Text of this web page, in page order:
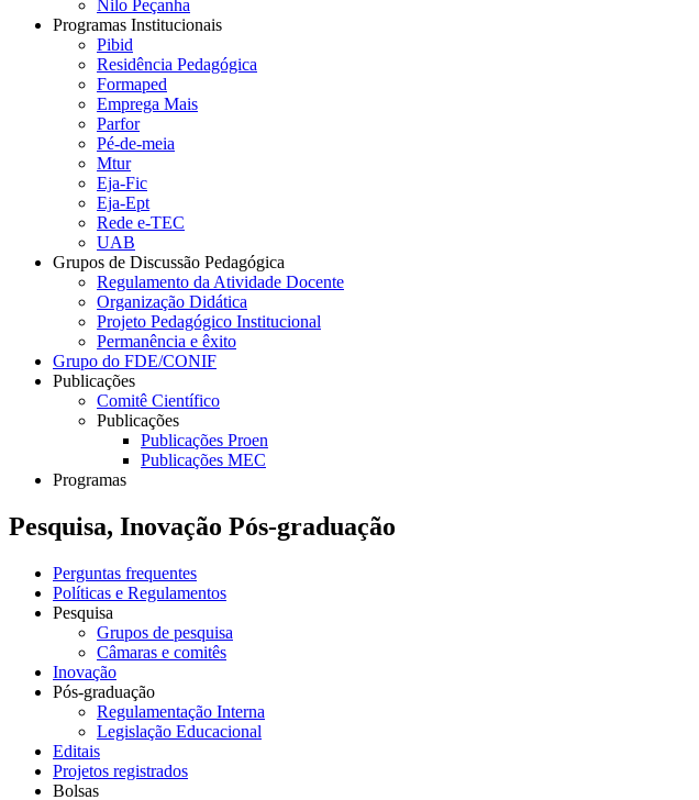
Nilo Peçanha
Programas Institucionais
Pibid
Residência Pedagógica
Formaped
Emprega Mais
Parfor
Pé-de-meia
Mtur
Eja-Fic
Eja-Ept
Rede e-TEC
UAB
Grupos de Discussão Pedagógica
Regulamento da Atividade Docente
Organização Didática
Projeto Pedagógico Institucional
Permanência e êxito
Grupo do FDE/CONIF
Publicações
Comitê Científico
Publicações
Publicações Proen
Publicações MEC
Programas
Pesquisa, Inovação Pós-graduação
Perguntas frequentes
Políticas e Regulamentos
Pesquisa
Grupos de pesquisa
Câmaras e comitês
Inovação
Pós-graduação
Regulamentação Interna
Legislação Educacional
Editais
Projetos registrados
Bolsas